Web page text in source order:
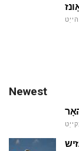
Newest